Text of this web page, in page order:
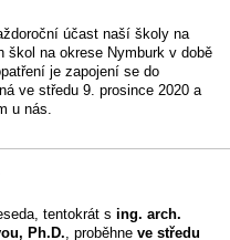
účast naší školy na
škol na okrese Nymburk v době
je zapojení se do
ve středu 9. prosince 2020 a
u nás.
tentokrát sing. arch.
Ph.D., proběhneve středu